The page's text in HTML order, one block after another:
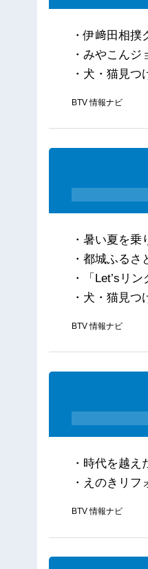
・伊﨑田相
・みやこん
・犬・猫見
BTV 情報ナビ
・暑い夏を
・都城ふるさ
・「Let’sリ
・犬・猫見つ
BTV 情報ナビ
・時代を越え
・えのきリ
BTV 情報ナビ